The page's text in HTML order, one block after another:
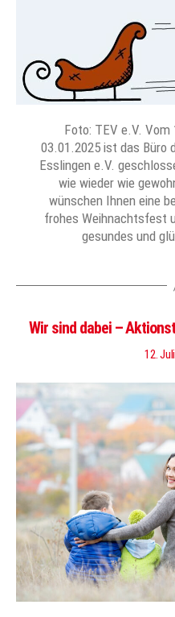
Foto: TEV e.V. Vom
03.01.2025 ist das Büro
Esslingen e.V.
wie wieder wie
wünschen Ihnen eine
frohes Weihnachtsfest
gesundes und
Wir sind dabei –
12.